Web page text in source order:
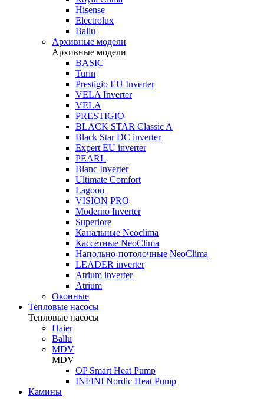
Hisense
Electrolux
Ballu
Архивные модели
Архивные модели
BASIC
Turin
Prestigio EU Inverter
VELA Inverter
VELA
PRESTIGIO
BLACK STAR Classic A
Black Star DC inverter
Expert EU inverter
PEARL
Blanc Inverter
Ultimate Comfort
Lagoon
VISION PRO
Moderno Inverter
Superiore
Канальные Neoclima
Кассетные NeoClima
Напольно-потолочные NeoClima
LEADER inverter
Atrium inverter
Atrium
Оконные
Тепловые насосы
Тепловые насосы
Haier
Ballu
MDV
MDV
OP Smart Heat Pump
INFINI Nordic Heat Pump
Камины